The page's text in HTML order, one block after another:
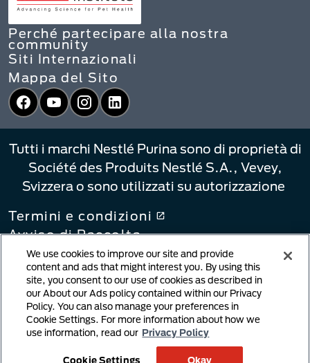
Perché partecipare alla nostra
community
Siti Internazionali
Mappa del Sito
Facebook
YouTubeInstagram
LinkedIn
Tutti i marchi Nestlé Purina sono di proprietà di
Société des Produits Nestlé S.A., Vevey,
Svizzera o sono utilizzati su autorizzazione
Termini e condizioni
Avviso di Raccolta
Informativa sulla privacy
Le Tue Scelte di Privacy
Collegamenti alle informative
Notifica di violazione del copyright
Contenuto generato dall'utente
We use cookies to improve our site and provide
content and ads that might interest you. By using this
site, you consent to our use of cookies as described in
our About our Ads policy contained within our Privacy
Policy. You can also manage your preferences in
Cookie Settings. For more information about how we
use information, read our Privacy Policy
Cookie Settings Okay